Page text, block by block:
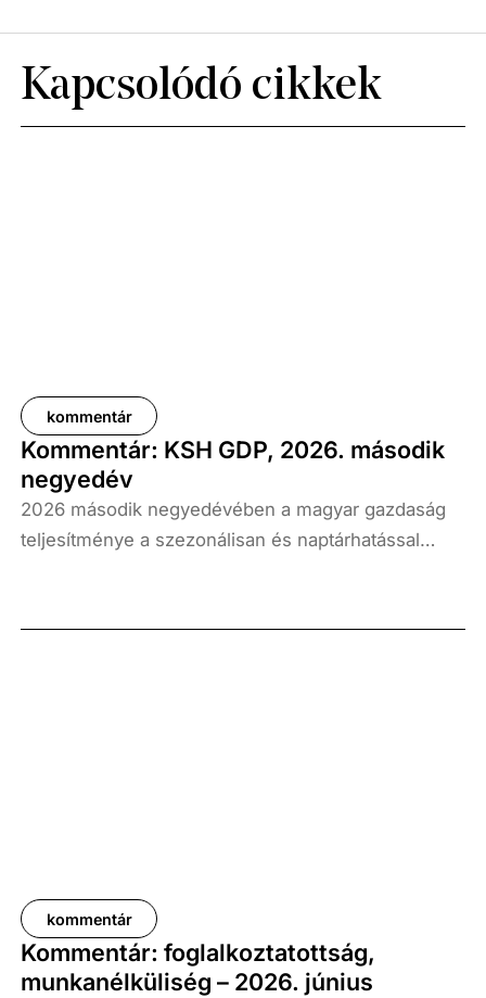
Kapcsolódó cikkek
kommentár
Kommentár: KSH GDP, 2026. második
negyedév
2026 második negyedévében a magyar gazdaság
teljesítménye a szezonálisan és naptárhatással
százalékkal, míg az előző negyedévhez képest 0,4
kommentár
Kommentár: foglalkoztatottság,
munkanélküliség – 2026. június